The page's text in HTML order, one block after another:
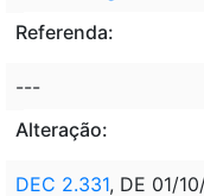
Referenda:
---
Alteração:
DEC 2.331, DE 01/